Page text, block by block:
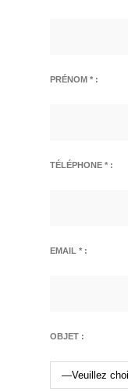
PRÉNOM * :
TÉLÉPHONE * :
EMAIL * :
OBJET :